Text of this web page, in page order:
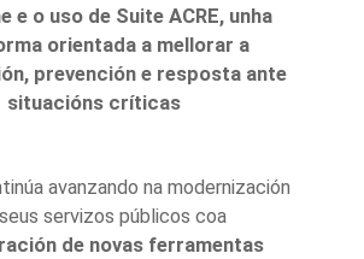
e o uso de Suite ACRE, unha
orientada a mellorar a
prevención e resposta ante
situacións críticas
avanzando na modernización
servizos públicos coa
de novas ferramentas